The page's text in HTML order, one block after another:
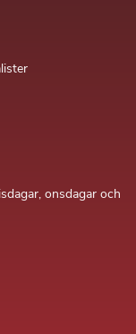
onsdagar och